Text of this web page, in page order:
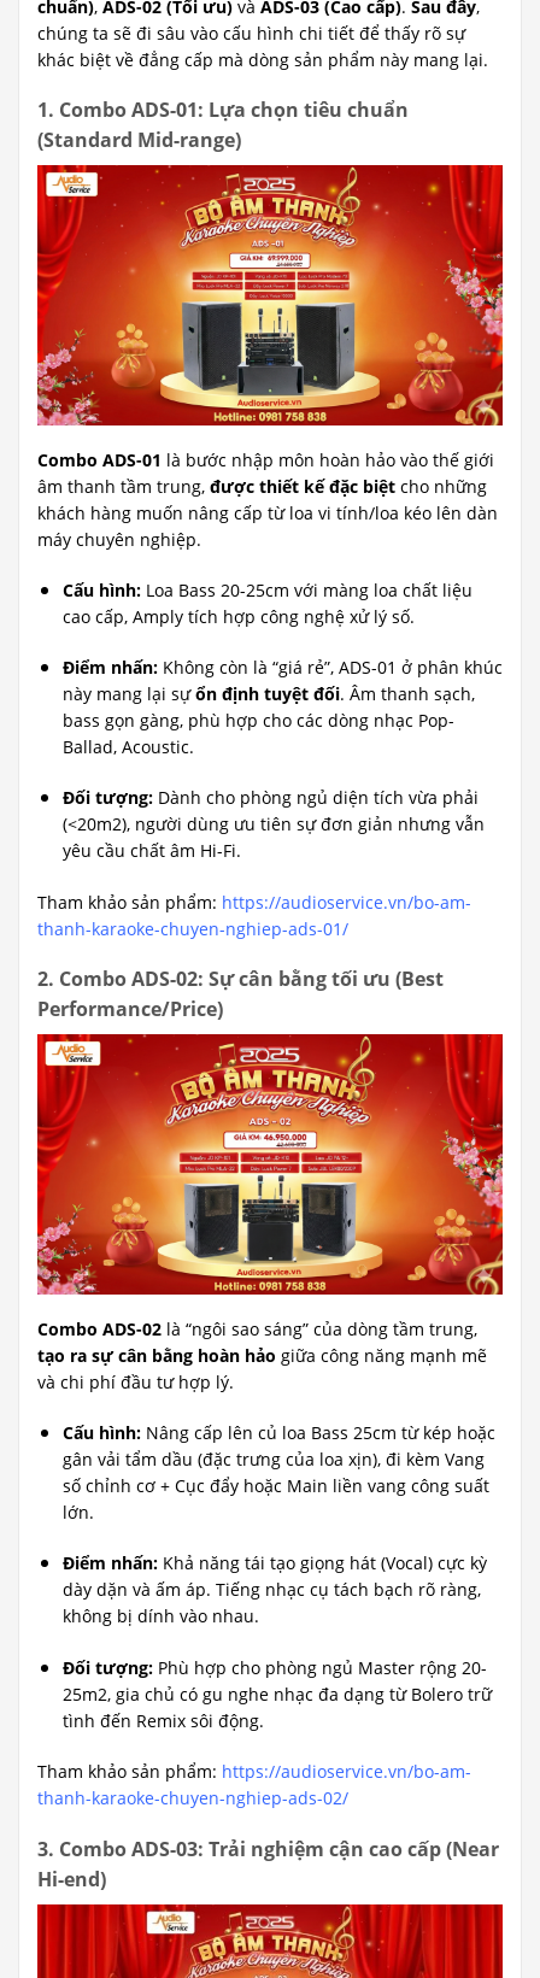
chuẩn), ADS-02 (Tối ưu) và ADS-03 (Cao cấp). Sau đây,
chúng ta sẽ đi sâu vào cấu hình chi tiết để thấy rõ sự
khác biệt về đẳng cấp mà dòng sản phẩm này mang lại.
1. Combo ADS-01: Lựa chọn tiêu chuẩn
(Standard Mid-range)
Combo ADS-01 là bước nhập môn hoàn hảo vào thế giới
âm thanh tầm trung, được thiết kế đặc biệt cho những
khách hàng muốn nâng cấp từ loa vi tính/loa kéo lên dàn
máy chuyên nghiệp.
Cấu hình:Loa Bass 20-25cm với màng loa chất liệu
cao cấp, Amply tích hợp công nghệ xử lý số.
Điểm nhấn:Không còn là “giá rẻ”, ADS-01 ở phân khúc
này mang lại sựổn định tuyệt đối. Âm thanh sạch,
bass gọn gàng, phù hợp cho các dòng nhạc Pop-
Ballad, Acoustic.
Đối tượng:Dành cho phòng ngủ diện tích vừa phải
(<20m2), người dùng ưu tiên sự đơn giản nhưng vẫn
yêu cầu chất âm Hi-Fi.
Tham khảo sản phẩm: https://audioservice.vn/bo-am-
thanh-karaoke-chuyen-nghiep-ads-01/
2. Combo ADS-02: Sự cân bằng tối ưu (Best
Performance/Price)
Combo ADS-02 là “ngôi sao sáng” của dòng tầm trung,
tạo ra sự cân bằng hoàn hảo giữa công năng mạnh mẽ
và chi phí đầu tư hợp lý.
Cấu hình:Nâng cấp lên củ loa Bass 25cm từ kép hoặc
gân vải tẩm dầu (đặc trưng của loa xịn), đi kèm Vang
số chỉnh cơ + Cục đẩy hoặc Main liền vang công suất
lớn.
Điểm nhấn:Khả năng tái tạo giọng hát (Vocal) cực kỳ
dày dặn và ấm áp. Tiếng nhạc cụ tách bạch rõ ràng,
không bị dính vào nhau.
Đối tượng:Phù hợp cho phòng ngủ Master rộng 20-
25m2, gia chủ có gu nghe nhạc đa dạng từ Bolero trữ
tình đến Remix sôi động.
Tham khảo sản phẩm: https://audioservice.vn/bo-am-
thanh-karaoke-chuyen-nghiep-ads-02/
3. Combo ADS-03: Trải nghiệm cận cao cấp (Near
Hi-end)